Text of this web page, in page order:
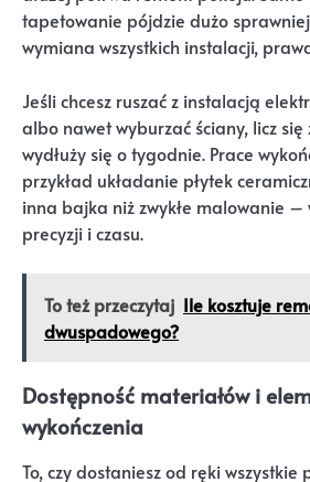
tapetowanie pójdzie dużo
wymiana wszystkich instalacji,
Jeśli chcesz ruszać z instalacją
albo nawet wyburzać ściany, licz
wydłuży się o tygodnie. Prace
przykład układanie płytek
inna bajka niż zwykłe malowanie
precyzji i czasu.
To też przeczytaj Ile kosztuje
dwuspadowego?
Dostępność materiałów i
wykończenia
To, czy dostaniesz od ręki